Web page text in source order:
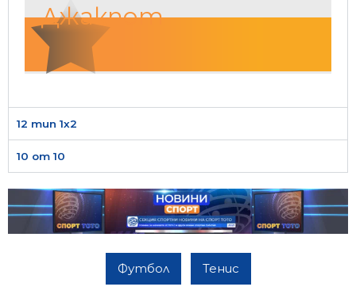
Джакпот
12 тип 1х2
10 от 10
Футбол Тенис